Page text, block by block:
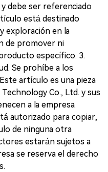
y debe ser referenciado
está destinado
exploración en la
de promover ni
específico. 3.
Se prohíbe a los
artículo es una pieza
Co., Ltd. y sus
a la empresa.
autorizado para copiar,
de ninguna otra
estarán sujetos a
se reserva el derecho